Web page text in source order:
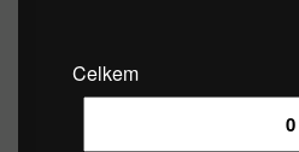
Celkem